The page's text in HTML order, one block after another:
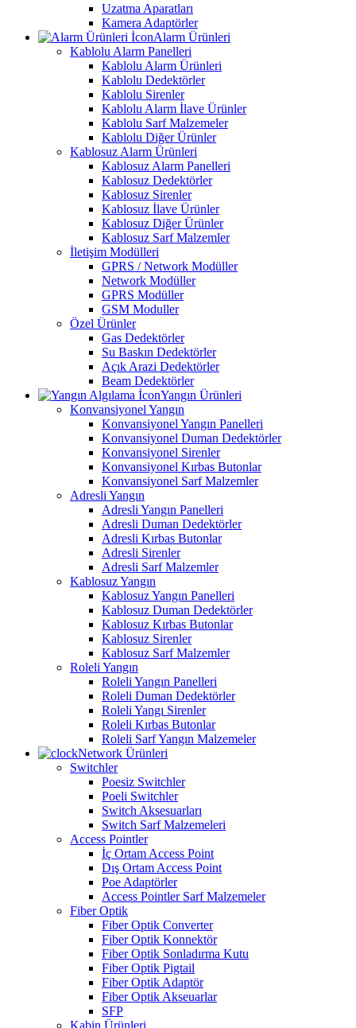
Uzatma Aparatları
Kamera Adaptörler
Alarm Ürünleri
Kablolu Alarm Panelleri
Kablolu Alarm Ürünleri
Kablolu Dedektörler
Kablolu Sirenler
Kablolu Alarm İlave Ürünler
Kablolu Sarf Malzemeler
Kablolu Diğer Ürünler
Kablosuz Alarm Ürünleri
Kablosuz Alarm Panelleri
Kablosuz Dedektörler
Kablosuz Sirenler
Kablosuz İlave Ürünler
Kablosuz Diğer Ürünler
Kablosuz Sarf Malzemler
İletişim Modülleri
GPRS / Network Modüller
Network Modüller
GPRS Modüller
GSM Moduller
Özel Ürünler
Gas Dedektörler
Su Baskın Dedektörler
Açık Arazi Dedektörler
Beam Dedektörler
Yangın Ürünleri
Konvansiyonel Yangın
Konvansiyonel Yangın Panelleri
Konvansiyonel Duman Dedektörler
Konvansiyonel Sirenler
Konvansiyonel Kırbas Butonlar
Konvansiyonel Sarf Malzemler
Adresli Yangın
Adresli Yangın Panelleri
Adresli Duman Dedektörler
Adresli Kırbas Butonlar
Adresli Sirenler
Adresli Sarf Malzemler
Kablosuz Yangın
Kablosuz Yangın Panelleri
Kablosuz Duman Dedektörler
Kablosuz Kırbas Butonlar
Kablosuz Sirenler
Kablosuz Sarf Malzemler
Roleli Yangın
Roleli Yangın Panelleri
Roleli Duman Dedektörler
Roleli Yangı Sirenler
Roleli Kırbas Butonlar
Roleli Sarf Yangın Malzemeler
Network Ürünleri
Switchler
Poesiz Switchler
Poeli Switchler
Switch Aksesuarları
Switch Sarf Malzemeleri
Access Pointler
İç Ortam Access Point
Dış Ortam Access Point
Poe Adaptörler
Access Pointler Sarf Malzemeler
Fiber Optik
Fiber Optik Converter
Fiber Optik Konnektör
Fiber Optik Sonladırma Kutu
Fiber Optik Pigtail
Fiber Optik Adaptör
Fiber Optik Akseuarlar
SFP
Kabin Ürünleri